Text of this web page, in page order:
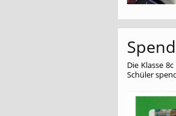
Die Klasse
Schüler